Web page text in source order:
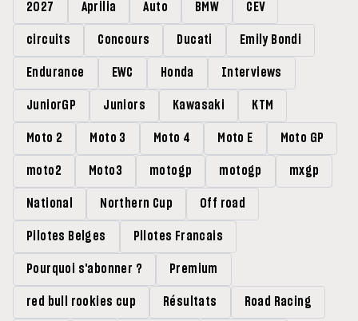
2027 Aprilia Auto BMW CEV
circuits Concours Ducati Emily Bondi
Endurance EWC Honda Interviews
JuniorGP Juniors Kawasaki KTM
Moto 2 Moto 3 Moto 4 Moto E Moto GP
moto2 Moto3 motogp motogp mxgp
National Northern Cup Off road
Pilotes Belges Pilotes Francais
Pourquoi s'abonner ? Premium
red bull rookies cup Résultats Road Racing